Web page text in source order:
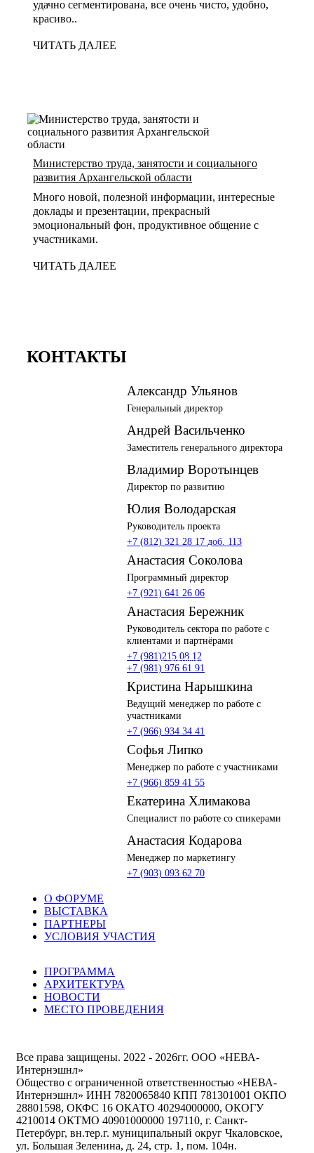
удачно сегментирована, все очень чисто, удобно,
красиво..
ЧИТАТЬ ДАЛЕЕ
Министерство труда, занятости и социального
развития Архангельской области
Много новой, полезной информации, интересные
доклады и презентации, прекрасный
эмоциональный фон, продуктивное общение с
участниками.
ЧИТАТЬ ДАЛЕЕ
КОНТАКТЫ
Александр Ульянов
Генеральный директор
a.ulianov@nevainter.com
Андрей Васильченко
Заместитель генерального директора
Владимир Воротынцев
Директор по развитию
Юлия Володарская
Руководитель проекта
+7 (812) 321 28 17 доб. 113
yb.volodarskaya@nevainter.com
Анастасия Соколова
Программный директор
+7 (921) 641 26 06
av.sokolova@nevainter.com
Анастасия Бережник
Руководитель сектора по работе с
клиентами и партнёрами
+7 (981)215 08 12
+7 (981) 976 61 91
av.berezhnik@nevainter.com
Кристина Нарышкина
Ведущий менеджер по работе с
участниками
+7 (966) 934 34 41
Софья Липко
Менеджер по работе с участниками
+7 (966) 859 41 55
sd.lipko@nevainter.com
Екатерина Хлимакова
Специалист по работе со спикерами
e.hlimakova@nevainter.com
Анастасия Кодарова
Менеджер по маркетингу
+7 (903) 093 62 70
marketing@arcticports.ru
O ФОРУМЕ
ВЫСТАВКА
ПАРТНЕРЫ
УСЛОВИЯ УЧАСТИЯ
ПРОГРАММА
АРХИТЕКТУРА
НОВОСТИ
МЕСТО ПРОВЕДЕНИЯ
Все права защищены. 2022 - 2026гг. ООО «НЕВА-
Интернэшнл»
Общество с ограниченной ответственностью «НЕВА-
Интернэшнл» ИНН 7820065840 КПП 781301001 ОКПО
28801598, ОКФС 16 ОКАТО 40294000000, ОКОГУ
4210014 ОКТМО 40901000000 197110, г. Санкт-
Петербург, вн.тер.г. муниципальный округ Чкаловское,
ул. Большая Зеленина, д. 24, стр. 1, пом. 104н.